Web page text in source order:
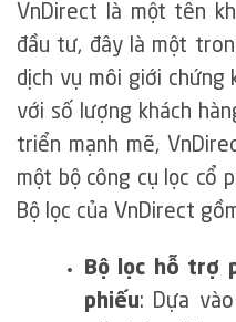
VnDirect là một tên
đầu tư, đây là một
dịch vụ môi giới chứng
với số lượng khách
triển mạnh mẽ,
một bộ công cụ lọc cổ
Bộ lọc của VnDirect
Bộ lọc hỗ trợ
phiếu: Dựa